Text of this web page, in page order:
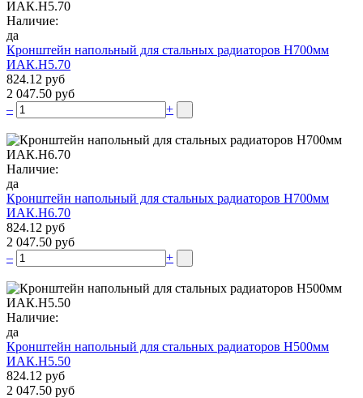
Наличие:
да
Кронштейн напольный для стальных радиаторов Н700мм
ИАК.Н5.70
824.12 руб
2 047.50 руб
–
+
Наличие:
да
Кронштейн напольный для стальных радиаторов Н700мм
ИАК.Н6.70
824.12 руб
2 047.50 руб
–
+
Наличие:
да
Кронштейн напольный для стальных радиаторов Н500мм
ИАК.Н5.50
824.12 руб
2 047.50 руб